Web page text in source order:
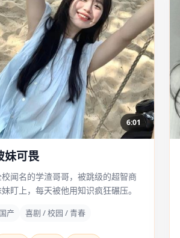
6:01
妹可畏
闻名的学渣哥哥，被跳级的超智商
盯上，每天被他用知识疯狂碾压。
国产 喜剧 / 校园 / 青春